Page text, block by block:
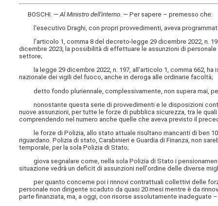
BOSCHI. —Al Ministro dell'interno — Per sapere – premesso che:
l'esecutivo Draghi, con propri provvedimenti, aveva
l'articolo 1, comma 8 del decreto-legge 29 dicembre 2022, n.
dicembre 2023, la possibilità di effettuare le assunzioni di
settore;
la legge 29 dicembre 2022, n. 197, all'articolo 1, comma 662, ha
nazionale dei vigili del fuoco, anche in deroga alle ordinarie facoltà;
detto fondo pluriennale, complessivamente, non supera mai, per
nonostante questa serie di provvedimenti e le disposizioni
nuove assunzioni, per tutte le forze di pubblica sicurezza, tra le
comprendendo nel numero anche quelle che aveva previsto il
le forze di Polizia, allo stato attuale risultano mancanti di ben
riguardano. Polizia di stato, Carabinieri e Guardia di Finanza, non
temporale, per la sola Polizia di Stato;
giova segnalare come, nella sola Polizia di Stato i pensionamenti
situazione vedrà un deficit di assunzioni nell'ordine delle diverse
per quanto concerne poi i rinnovi contrattuali collettivi delle
personale non dirigente scaduto da quasi 20 mesi mentre è da
parte finanziata, ma, a oggi, con risorse assolutamente inadeguate